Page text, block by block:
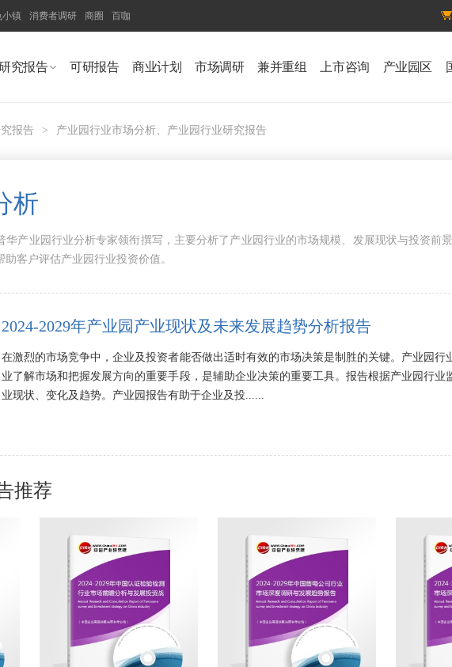
小镇 消费者调研 商圈 百咖
究报告 可研报告 商业计划 市场调研 兼并重组 上市咨询 产业园区
报告 > 产业园行业市场分析、产业园行业研究报告
析
华产业园行业分析专家领衔撰写，主要分析了产业园行业的市场规模、发展现状与投资前
客户评估产业园行业投资价值。
2024-2029年产业园产业现状及未来发展趋势分析报告
在激烈的市场竞争中，企业及投资者能否做出适时有效的市场决策是制胜的关键。产业园
业了解市场和把握发展方向的重要手段，是辅助企业决策的重要工具。报告根据产业园行
业现状、变化及趋势。产业园报告有助于企业及投......
推荐